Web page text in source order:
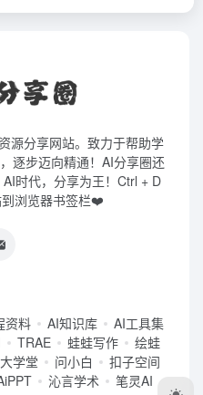
源分享网站。致力于帮助学
逐步迈向精通！AI分享圈还
时代，分享为王！Ctrl + D
浏览器书签栏❤️
资料 AI知识库
AI工具集
TRAE 蛙蛙写作
绘蛙
学堂 问小白
扣子空间
沁言学术 笔灵AI